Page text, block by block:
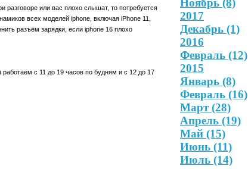
разговоре или вас плохо слышат, то потребуется
всех моделей iphone , включая iPhone 11,
разъём зарядки, если iphone 16 плохо
работаем с 11 до 19 часов по будням и с 12 до 17
2017
Декабрь (1)
2016
Февраль (12)
2015
Январь (8)
Февраль (16)
Март (28)
Апрель (19)
Май (15)
Июнь (11)
Июль (14)